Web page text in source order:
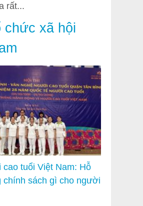
rất...
chức xã hội
tuổi Việt Nam: Hỗ
chính sách gì cho người